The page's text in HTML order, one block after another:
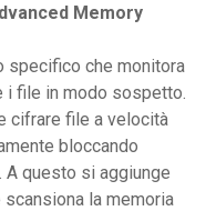
Memory
specifico che monitora
i file in modo sospetto.
cifrare file a velocità
bloccando
questo si aggiunge
scansiona la memoria